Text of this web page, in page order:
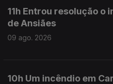
11h Entrou resolução o
de Ansiães
09 ago. 2026
10h Um incêndio em